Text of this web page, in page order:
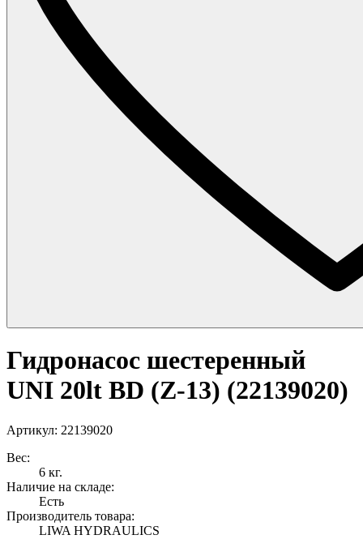
Гидронасос шестеренный
UNI 20lt BD (Z-13) (22139020)
Артикул: 22139020
Вес:
6 кг.
Наличие на складе:
Есть
Производитель товара:
LIWA HYDRAULICS